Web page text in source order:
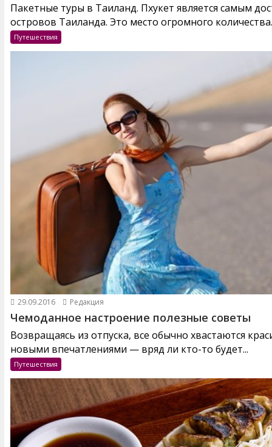
Пакетные туры в Таиланд. Пхукет является самым
островов Таиланда. Это место огромного
Путешествия
29.09.2016 Редакция
Чемоданное настроение полезные советы
Возвращаясь из отпуска, все обычно хвастаются
новыми впечатлениями — вряд ли кто-то будет...
Путешествия